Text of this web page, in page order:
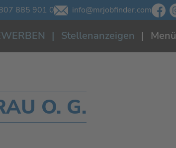
885 901 0 info@mrjobfinder.com
Stellenanzeigen Menü
O. G.